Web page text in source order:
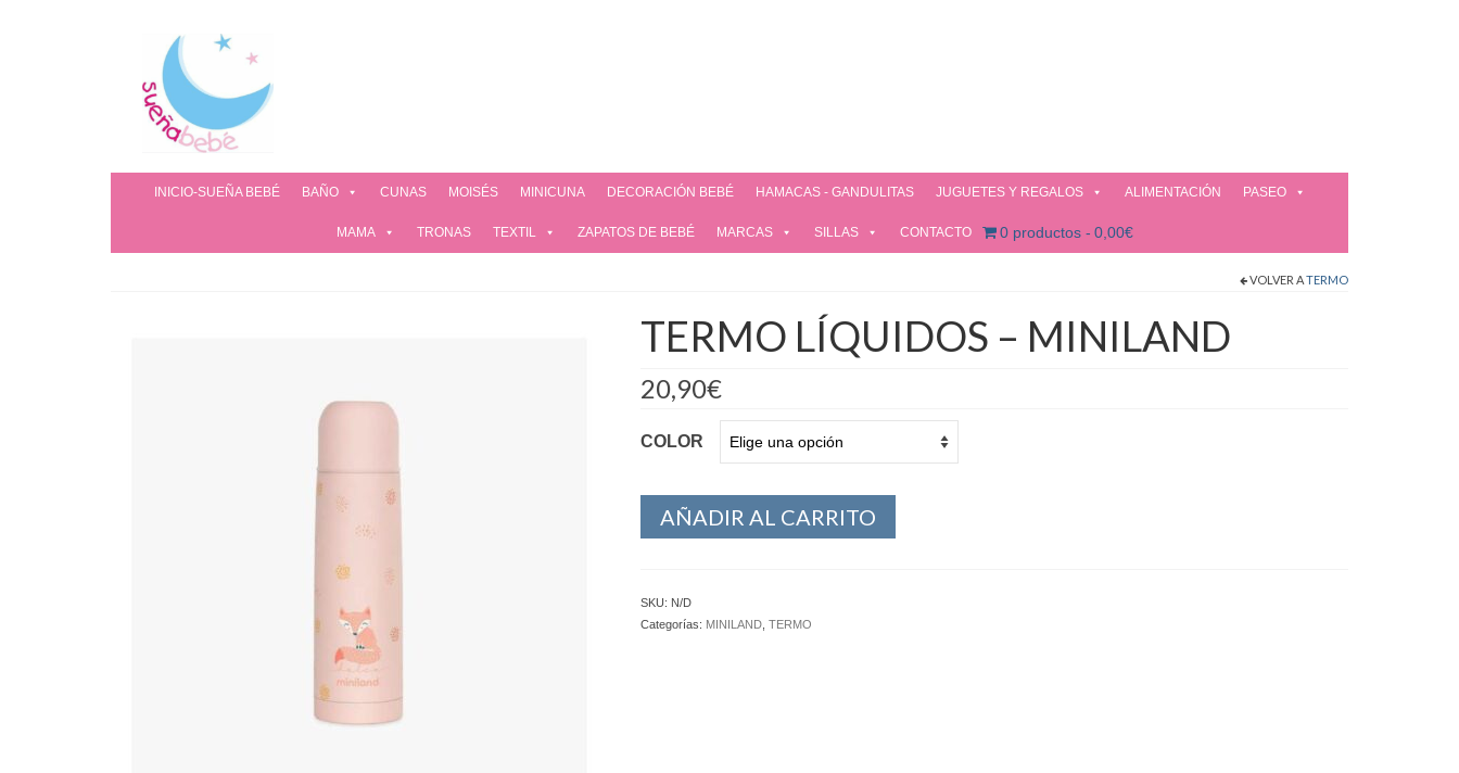
INICIO-SUEÑA BEBÉ BAÑO CUNAS MOISÉS MINICUNA DECORACIÓN BEBÉ HAMACAS - GANDULITAS JUGUETES Y REGALOS ALIMENTACIÓN PASEO
MAMA TRONAS TEXTIL ZAPATOS DE BEBÉ MARCAS SILLAS CONTACTO 0 productos 0,00€
VOLVER ATERMO
TERMO LÍQUIDOS – MINILAND
20,90€
COLOR
AÑADIR AL CARRITO
SKU: N/D
Categorías: MINILAND, TERMO